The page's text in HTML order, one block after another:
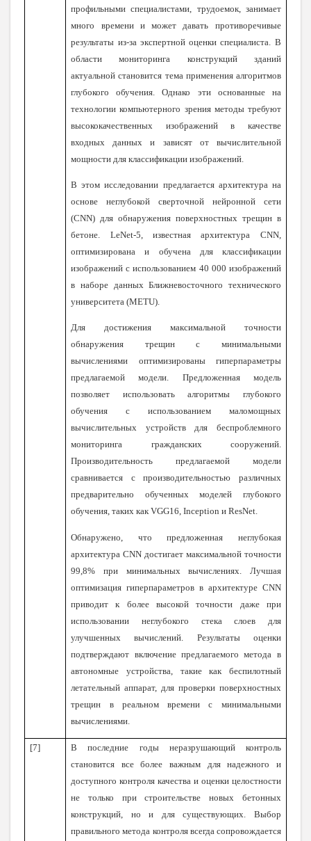
профильными специалистами, трудоемок, занимает
много времени и может давать противоречивые
результаты из-за экспертной оценки специалиста. В
области мониторинга конструкций зданий
актуальной становится тема применения алгоритмов
глубокого обучения. Однако эти основанные на
технологии компьютерного зрения методы требуют
высококачественных изображений в качестве
входных данных и зависят от вычислительной
мощности для классификации изображений.
В этом исследовании предлагается архитектура на
основе неглубокой сверточной нейронной сети
(CNN) для обнаружения поверхностных трещин в
бетоне. LeNet-5, известная архитектура CNN,
оптимизирована и обучена для классификации
изображений с использованием 40 000 изображений
в наборе данных Ближневосточного технического
университета (METU).
Для достижения максимальной точности
обнаружения трещин с минимальными
вычислениями оптимизированы гиперпараметры
предлагаемой модели. Предложенная модель
позволяет использовать алгоритмы глубокого
обучения с использованием маломощных
вычислительных устройств для беспроблемного
мониторинга гражданских сооружений.
Производительность предлагаемой модели
сравнивается с производительностью различных
предварительно обученных моделей глубокого
обучения, таких как VGG16, Inception и ResNet.
Обнаружено, что предложенная неглубокая
архитектура CNN достигает максимальной точности
99,8% при минимальных вычислениях. Лучшая
оптимизация гиперпараметров в архитектуре CNN
приводит к более высокой точности даже при
использовании неглубокого стека слоев для
улучшенных вычислений. Результаты оценки
подтверждают включение предлагаемого метода в
автономные устройства, такие как беспилотный
летательный аппарат, для проверки поверхностных
трещин в реальном времени с минимальными
вычислениями.
[7]
В последние годы неразрушающий контроль
становится все более важным для надежного и
доступного контроля качества и оценки целостности
не только при строительстве новых бетонных
конструкций, но и для существующих. Выбор
правильного метода контроля всегда сопровождается